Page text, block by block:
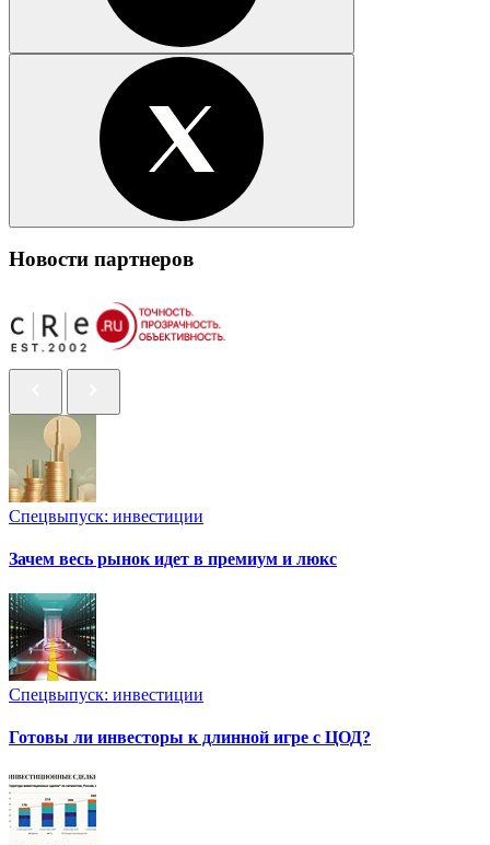
Новости партнеров
Спецвыпуск: инвестиции
Зачем весь рынок идет в премиум и люкс
Спецвыпуск: инвестиции
Готовы ли инвесторы к длинной игре с ЦОД?